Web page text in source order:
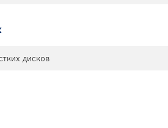
дисков